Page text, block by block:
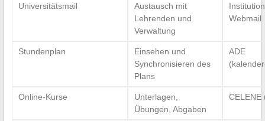
Universitätsmail
Austausch mit
Lehrenden und
Verwaltung
Webmail
Stundenplan
Einsehen und
Synchronisieren des
Plans
ADE
Online-Kurse
Unterlagen,
Übungen, Abgaben
CELENE